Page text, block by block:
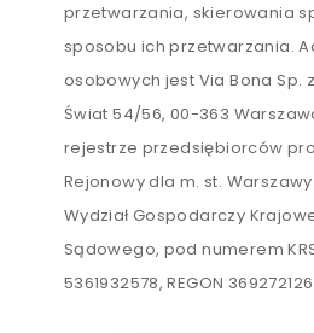
przetwarzania, skierowania
sposobu ich przetwarzania.
osobowych jest Via Bona Sp.
Świat 54/56, 00-363
rejestrze przedsiębiorców
Rejonowy dla m. st.
Wydział Gospodarczy
Sądowego, pod numerem KRS
5361932578, REGON 369272126